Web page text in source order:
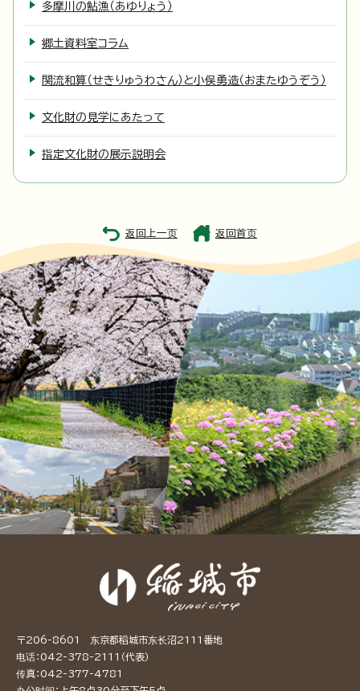
多摩川の鮎漁（あゆりょう）
郷土資料室コラム
関流和算（せきりゅうわさん）と小俣勇造（おまたゆうぞう）
文化財の見学にあたって
指定文化財の展示説明会
返回上一页 返回首页
〒206-8601 东京都稻城市东长沼2111番地
电话：042-378-2111（代表）
传真：042-377-4781